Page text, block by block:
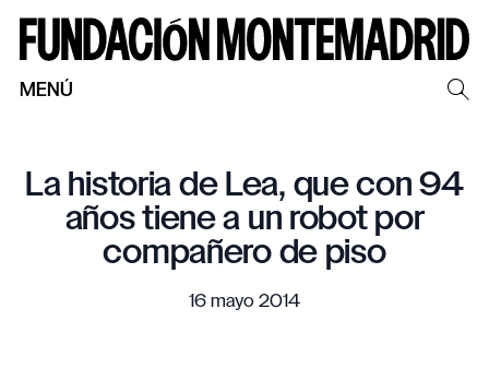
MENÚ
La historia de Lea, que con 94
años tiene a un robot por
compañero de piso
16 mayo 2014